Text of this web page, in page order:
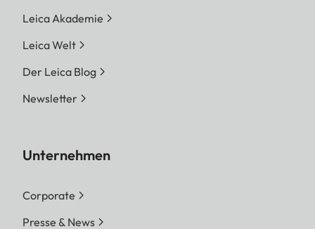
Leica Akademie
Leica Welt
Der Leica Blog
Newsletter
Unternehmen
Corporate
Presse & News